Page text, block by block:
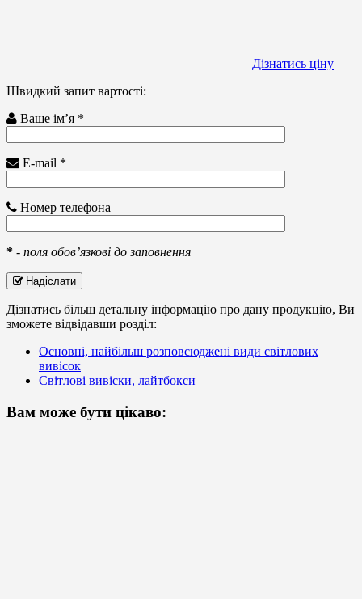
Дізнатись ціну
Швидкий запит вартості:
Ваше ім’я *
E-mail *
Номер телефона
* - поля обов’язкові до заповнення
Надіслати
Дізнатись більш детальну інформацію про дану продукцію, Ви
зможете відвідавши розділ:
Основні, найбільш розповсюджені види світлових
вивісок
Світлові вивіски, лайтбокси
Вам може бути цікаво: